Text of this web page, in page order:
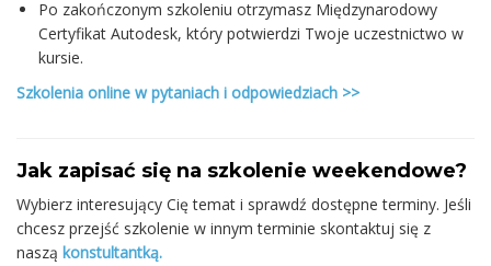
Po zakończonym szkoleniu otrzymasz Międzynarodowy
Certyfikat Autodesk, który potwierdzi Twoje uczestnictwo w
kursie.
Szkolenia online w pytaniach i odpowiedziach >>
Jak zapisać się na szkolenie weekendowe?
Wybierz interesujący Cię temat i sprawdź dostępne terminy. Jeśli
chcesz przejść szkolenie w innym terminie skontaktuj się z
naszą konstultantką.